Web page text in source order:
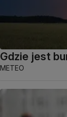
Gdzie jest
METEO